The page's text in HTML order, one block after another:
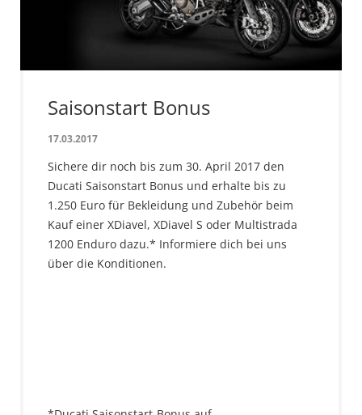
Saisonstart Bonus
17.03.2017
Sichere dir noch bis zum 30. April 2017 den
Ducati Saisonstart Bonus und erhalte bis zu
1.250 Euro für Bekleidung und Zubehör beim
Kauf einer XDiavel, XDiavel S oder Multistrada
1200 Enduro dazu.* Informiere dich bei uns
über die Konditionen.